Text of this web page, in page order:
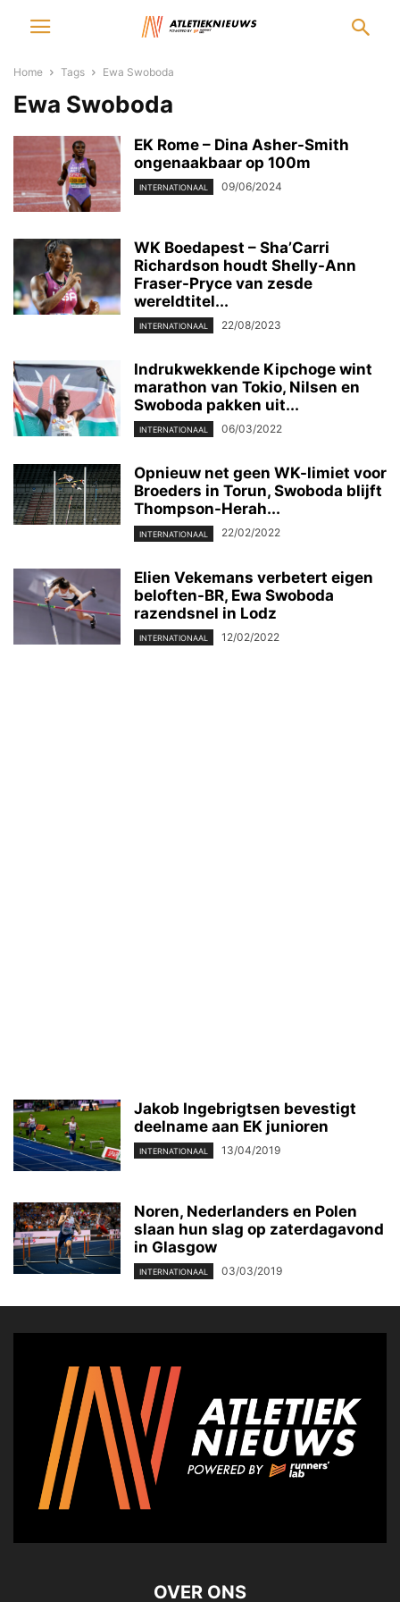
Home Tags Ewa Swoboda
Ewa Swoboda
EK Rome – Dina Asher-Smith
ongenaakbaar op 100m
INTERNATIONAAL 09/06/2024
WK Boedapest – Sha’Carri
Richardson houdt Shelly-Ann
Fraser-Pryce van zesde
wereldtitel...
INTERNATIONAAL 22/08/2023
Indrukwekkende Kipchoge wint
marathon van Tokio, Nilsen en
Swoboda pakken uit...
INTERNATIONAAL 06/03/2022
Opnieuw net geen WK-limiet voor
Broeders in Torun, Swoboda blijft
Thompson-Herah...
INTERNATIONAAL 22/02/2022
Elien Vekemans verbetert eigen
beloften-BR, Ewa Swoboda
razendsnel in Lodz
INTERNATIONAAL 12/02/2022
Jakob Ingebrigtsen bevestigt
deelname aan EK junioren
INTERNATIONAAL 13/04/2019
Noren, Nederlanders en Polen
slaan hun slag op zaterdagavond
in Glasgow
INTERNATIONAAL 03/03/2019
OVER ONS